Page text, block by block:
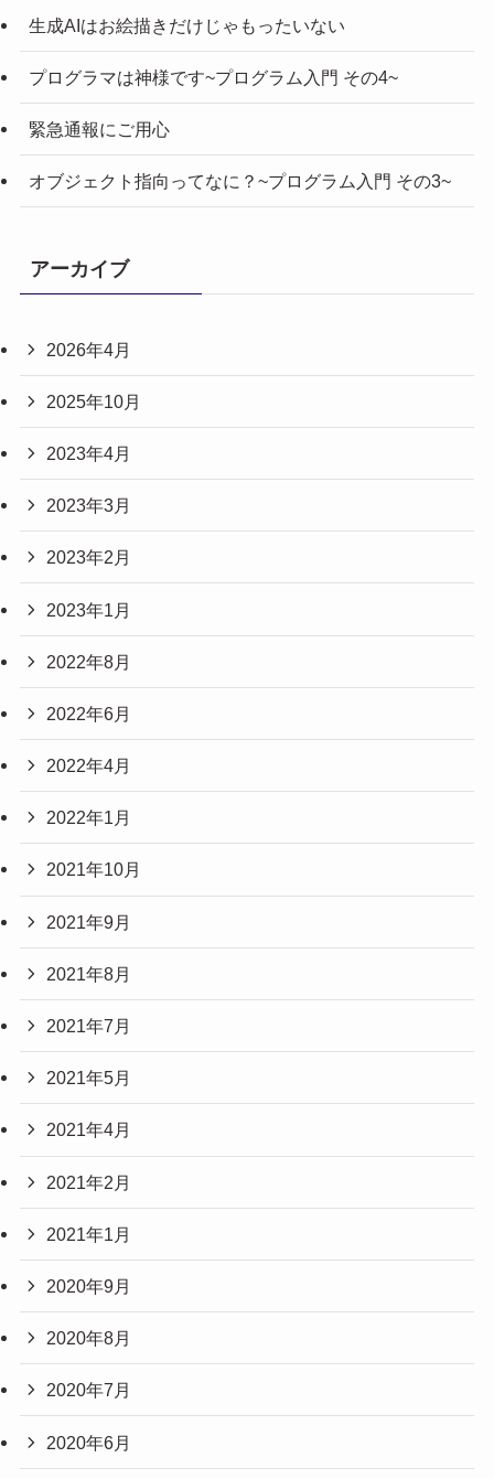
生成AIはお絵描きだけじゃもったいない
プログラマは神様です~プログラム入門 その4~
緊急通報にご用心
オブジェクト指向ってなに？~プログラム入門 その3~
アーカイブ
2026年4月
2025年10月
2023年4月
2023年3月
2023年2月
2023年1月
2022年8月
2022年6月
2022年4月
2022年1月
2021年10月
2021年9月
2021年8月
2021年7月
2021年5月
2021年4月
2021年2月
2021年1月
2020年9月
2020年8月
2020年7月
2020年6月